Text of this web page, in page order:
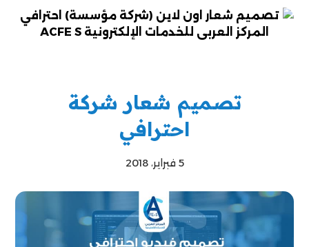
تصميم شعار شركة
احترافي
5 فبراير، 2018